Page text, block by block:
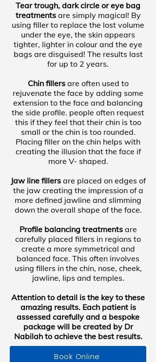
Tear trough, dark circle or eye bag
treatmentsare simply magical! By
using filler to replace the lost volume
under the eye, the skin appears
tighter, lighter in colour and the eye
bags are disguised! The results last
for up to 2 years.
Chin fillersare often used to
rejuvenate the face by adding some
extension to the face and balancing
the side profile. people often request
this if they feel that their chin is too
small or the chin is too rounded.
Placing filler on the chin helps with
creating the illusion that the face if
more V- shaped.
Jaw line fillersare placed on edges of
the jaw creating the impression of a
more defined jawline and slimming
down the overall shape of the face.
Profile balancing treatmentsare
carefully placed fillers in regions to
create a more symmetrical and
balanced face. This often involves
using fillers in the chin, nose, cheek,
jawline, lips and temples.
Attention to detail is the key to these
amazing results. Each patient is
assessed carefully and a bespoke
package will be created by Dr
Nabilah to achieve the best results.
Book Online